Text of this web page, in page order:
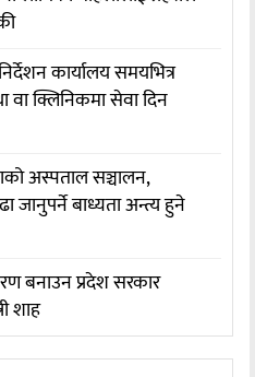
कार्यालय समयभित्र
वा क्लिनिकमा सेवा दिन
अस्पताल सञ्चालन,
जानुपर्ने बाध्यता अन्त्य हुने
बनाउन प्रदेश सरकार
शाह